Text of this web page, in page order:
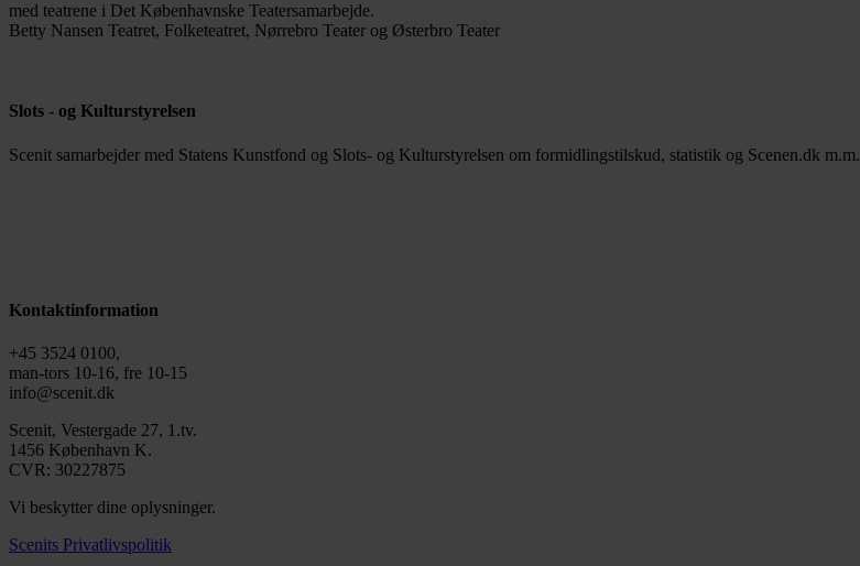
med teatrene i Det Københavnske Teatersamarbejde.
Betty Nansen Teatret, Folketeatret, Nørrebro Teater og Østerbro Teater
Slots - og Kulturstyrelsen
Scenit samarbejder med Statens Kunstfond og Slots- og Kulturstyrelsen om formidlingstilskud, statistik og Scenen.dk m.m.
Kontaktinformation
+45 3524 0100,
man-tors 10-16, fre 10-15
info@scenit.dk
Scenit, Vestergade 27, 1.tv.
1456 København K.
CVR: 30227875
Vi beskytter dine oplysninger.
Scenits Privatlivspolitik